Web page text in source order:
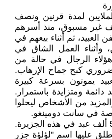
لمدة قرنين ونصف
غير مسبوق، منذ أسرهم
ثم أثناء بيعهم في
وأثناء العمل الشاق في
الرجال في حالة من
كبح جماح الإرهاب.
يموتون بسرعة كبيرة
ومتزايدة باستمرار.
من الأشخاص ليحلوا
في سانت دومينغو.
في عام 1789، كان هناك 500 ألف عبد في هذه الجزيرة.
عليها اسم "لؤلؤة جزر